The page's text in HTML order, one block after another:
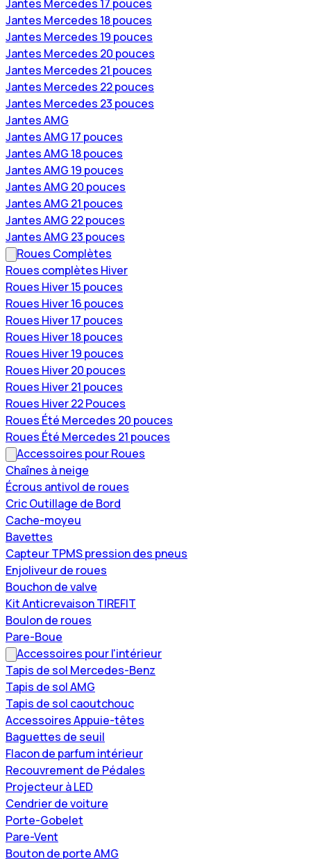
Jantes Mercedes 17 pouces
Jantes Mercedes 18 pouces
Jantes Mercedes 19 pouces
Jantes Mercedes 20 pouces
Jantes Mercedes 21 pouces
Jantes Mercedes 22 pouces
Jantes Mercedes 23 pouces
Jantes AMG
Jantes AMG 17 pouces
Jantes AMG 18 pouces
Jantes AMG 19 pouces
Jantes AMG 20 pouces
Jantes AMG 21 pouces
Jantes AMG 22 pouces
Jantes AMG 23 pouces
Roues Complètes
Roues complètes Hiver
Roues Hiver 15 pouces
Roues Hiver 16 pouces
Roues Hiver 17 pouces
Roues Hiver 18 pouces
Roues Hiver 19 pouces
Roues Hiver 20 pouces
Roues Hiver 21 pouces
Roues Hiver 22 Pouces
Roues Été Mercedes 20 pouces
Roues Été Mercedes 21 pouces
Accessoires pour Roues
Chaînes à neige
Écrous antivol de roues
Cric Outillage de Bord
Cache-moyeu
Bavettes
Capteur TPMS pression des pneus
Enjoliveur de roues
Bouchon de valve
Kit Anticrevaison TIREFIT
Boulon de roues
Pare-Boue
Accessoires pour l'intérieur
Tapis de sol Mercedes-Benz
Tapis de sol AMG
Tapis de sol caoutchouc
Accessoires Appuie-têtes
Baguettes de seuil
Flacon de parfum intérieur
Recouvrement de Pédales
Projecteur à LED
Cendrier de voiture
Porte-Gobelet
Pare-Vent
Bouton de porte AMG